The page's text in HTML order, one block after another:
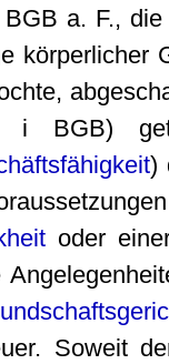
BGB a. F.,
körperlicher
i BGB)
)
oder
Soweit